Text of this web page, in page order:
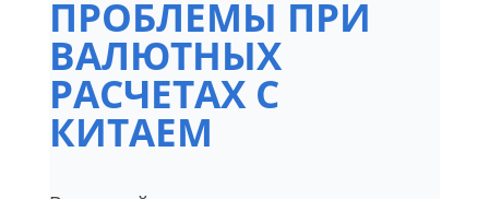
ПРОБЛЕМЫ ПРИ
ВАЛЮТНЫХ
РАСЧЕТАХ С
КИТАЕМ